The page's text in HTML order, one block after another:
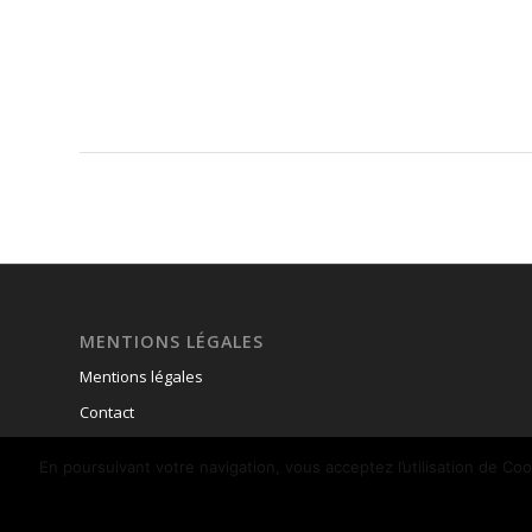
MENTIONS LÉGALES
Mentions légales
Contact
En poursuivant votre navigation, vous acceptez l’utilisation de